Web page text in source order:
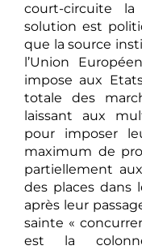
court-circuite la
solution est
que la source
l’Union
impose aux
totale des
laissant aux
pour imposer
maximum de
partiellement
des places dans
après leur
sainte «
est la